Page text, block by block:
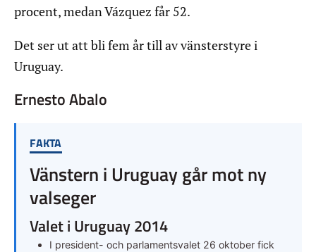
procent, medan Vázquez får 52.
Det ser ut att bli fem år till av vänsterstyre i
Uruguay.
Ernesto Abalo
FAKTA
Vänstern i Uruguay går mot ny
valseger
Valet i Uruguay 2014
I president- och parlamentsvalet 26 oktober fick